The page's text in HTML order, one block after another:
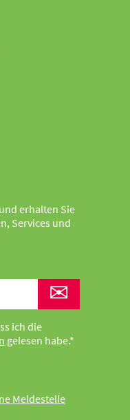
erhalten Sie
Services und
✉
ich die
gelesen habe.*
Meldestelle